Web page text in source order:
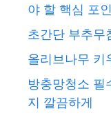
야 할 핵심 포
초간단 부추무
올리브나무 키
방충망청소 필
지 깔끔하게